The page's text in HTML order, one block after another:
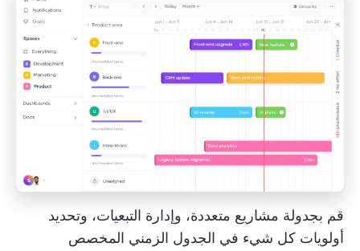
قم بجدولة مشاريع متعددة، وإدارة التبعيات، وتحديد
أولويات كل شيء في الجدول الزمني المخصص